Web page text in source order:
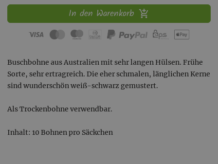
In den Warenkorb
Buschbohne aus Australien mit sehr langen Hülsen. Frühe
Sorte, sehr ertragreich. Die eher schmalen, länglichen Kerne
sind wunderschön weiß-schwarz gemustert.
Als Trockenbohne verwendbar.
Inhalt: 10 Bohnen pro Säckchen